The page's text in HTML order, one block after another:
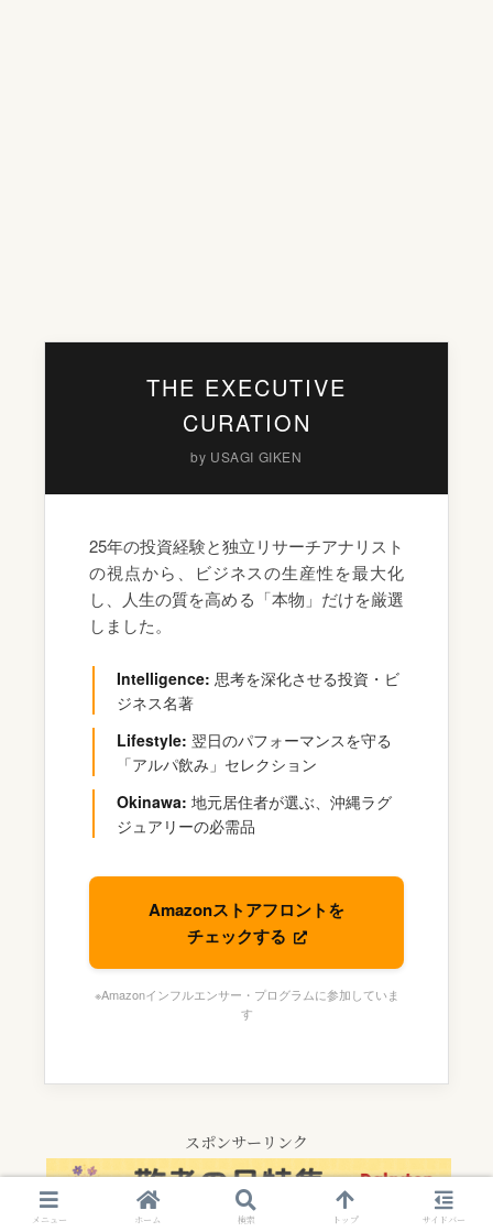
THE EXECUTIVE
CURATION
by USAGI GIKEN
25年の投資経験と独立リサーチアナリスト
の視点から、ビジネスの生産性を最大化
し、人生の質を高める「本物」だけを厳選
しました。
Intelligence: 思考を深化させる投資・ビ
ジネス名著
Lifestyle: 翌日のパフォーマンスを守る
「アルパ飲み」セレクション
Okinawa: 地元居住者が選ぶ、沖縄ラグ
ジュアリーの必需品
Amazonストアフロントを
チェックする
※Amazonインフルエンサー・プログラムに参加していま
す
スポンサーリンク
メニュー ホーム 検索 トップ サイドバー